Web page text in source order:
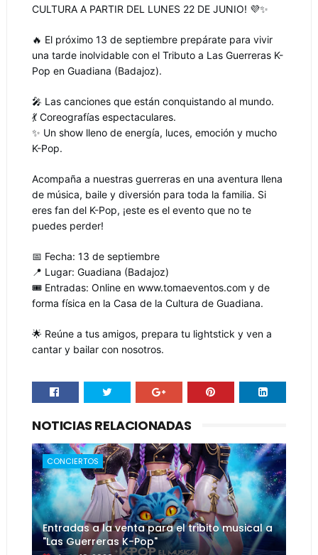
CULTURA A PARTIR DEL LUNES 22 DE JUNIO! 💜✨
🔥 El próximo 13 de septiembre prepárate para vivir
una tarde inolvidable con el Tributo a Las Guerreras K-
Pop en Guadiana (Badajoz).
🎤 Las canciones que están conquistando al mundo.
💃 Coreografías espectaculares.
✨ Un show lleno de energía, luces, emoción y mucho
K-Pop.
Acompaña a nuestras guerreras en una aventura llena
de música, baile y diversión para toda la familia. Si
eres fan del K-Pop, ¡este es el evento que no te
puedes perder!
📅 Fecha: 13 de septiembre
📍 Lugar: Guadiana (Badajoz)
🎟️ Entradas: Online en www.tomaeventos.com y de
forma física en la Casa de la Cultura de Guadiana.
🌟 Reúne a tus amigos, prepara tu lightstick y ven a
cantar y bailar con nosotros.
NOTICIAS RELACIONADAS
CONCIERTOS
Entradas a la venta para el tribito musical a
"Las Guerreras K-Pop"